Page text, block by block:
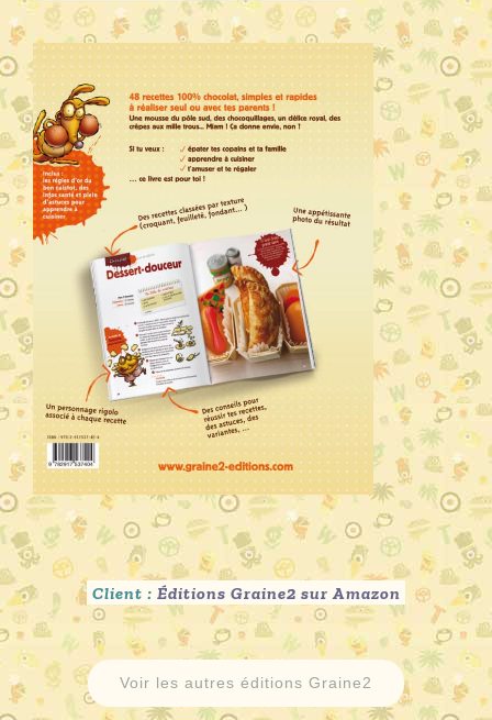
Client : Éditions Graine2 sur Amazon
Voir les autres éditions Graine2